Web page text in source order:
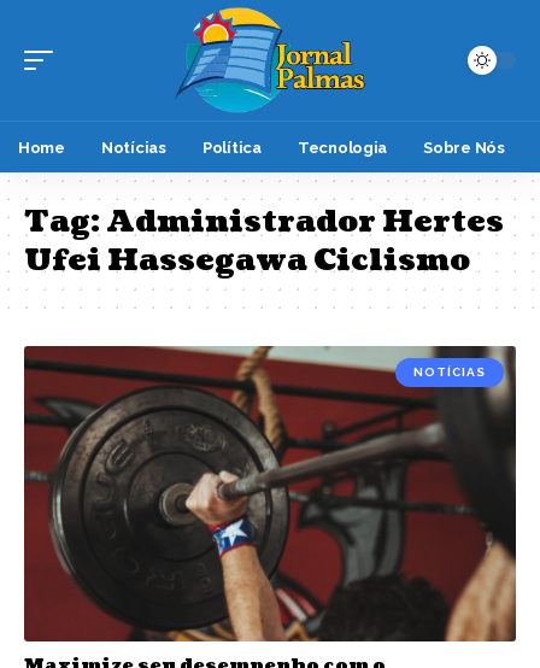
Home Notícias Política Tecnologia Sobre Nós
Tag:Administrador Hertes
Ufei Hassegawa Ciclismo
NOTÍCIAS